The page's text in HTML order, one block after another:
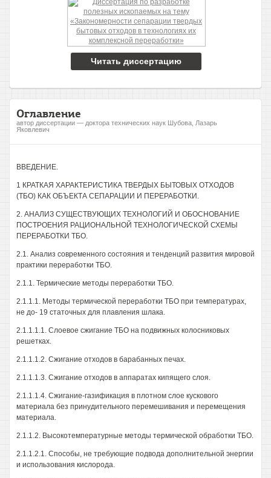
Читать диссертацию
Оглавление
автор диссертации — доктора технических наук Шубова, Лазарь
Яковлевич
ВВЕДЕНИЕ.
1 КРАТКАЯ ХАРАКТЕРИСТИКА ТВЕРДЫХ БЫТОВЫХ ОТХОДОВ
(ТБО) КАК ОБЪЕКТА СЕПАРАЦИИ И ПЕРЕРАБОТКИ.
2. АНАЛИЗ СУЩЕСТВУЮЩИХ ТЕХНОЛОГИЙ И ОБОСНОВАНИЕ
ПОСТРОЕНИЯ РАЦИОНАЛЬНОЙ ТЕХНОЛОГИЧЕСКОЙ СХЕМЫ
ПЕРЕРАБОТКИ ТБО.
2.1. Анализ современного состояния и тенденций развития мировой
практики переработки ТБО.
2.1.1. Термические методы переработки ТБО.
2.1.1.1. Методы термической переработки ТБО при температурах,
не до- 19 статочных для плавления шлака.
2.1.1.1.1. Слоевое сжигание ТБО на подвижных колосниковых
решетках.
2.1.1.1.2. Сжигание отходов в барабанных печах.
2.1.1.1.3. Сжигание отходов в аппаратах кипящего слоя.
2.1.1.1.4. Сжигание-газификация в плотном слое кускового
материала без принудительного перемешивания и перемещения
материала.
2.1.1.2. Высокотемпературные методы термической обработки ТБО.
2.1.1.2.1. Способы, не требующие подвода дополнительной энергии
и использования кислорода.